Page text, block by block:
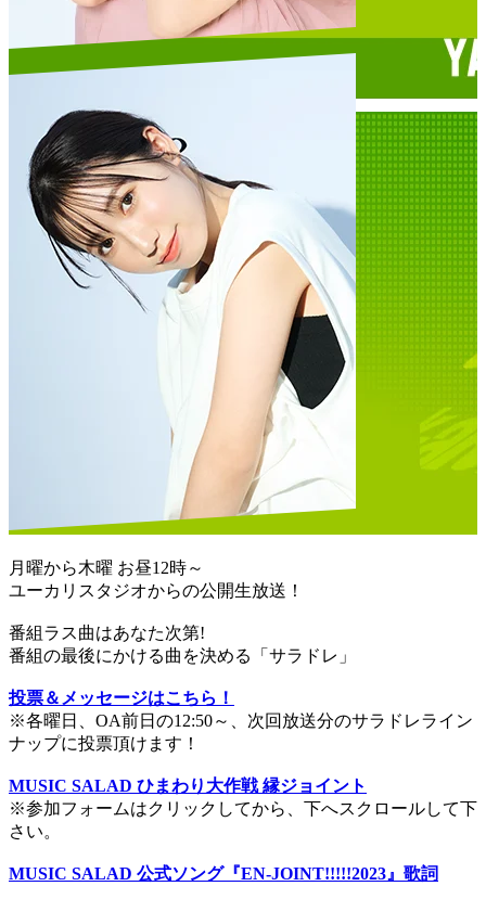
月曜から木曜 お昼12時～
ユーカリスタジオからの公開生放送！
番組ラス曲はあなた次第!
番組の最後にかける曲を決める「サラドレ」
投票＆メッセージはこちら！
※各曜日、OA前日の12:50～、次回放送分のサラドレライン
ナップに投票頂けます！
MUSIC SALAD ひまわり大作戦 縁ジョイント
※参加フォームはクリックしてから、下へスクロールして下
さい。
MUSIC SALAD 公式ソング『EN-JOINT!!!!!2023』歌詞